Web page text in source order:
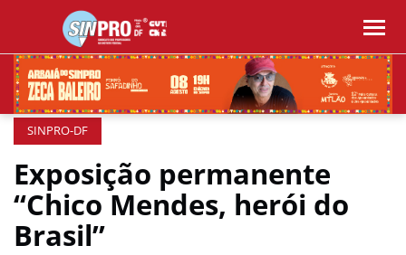
SINPRO-DF
Exposição permanente
“Chico Mendes, herói do
Brasil”